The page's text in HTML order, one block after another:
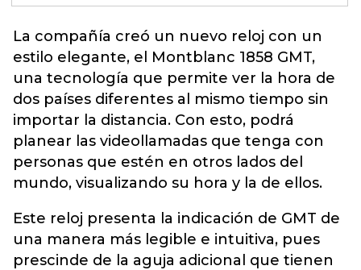
La compañía creó un nuevo reloj con un
estilo elegante, el Montblanc 1858 GMT,
una tecnología que permite ver la hora de
dos países diferentes al mismo tiempo sin
importar la distancia. Con esto, podrá
planear las videollamadas que tenga con
personas que estén en otros lados del
mundo, visualizando su hora y la de ellos.
Este reloj presenta la indicación de GMT de
una manera más legible e intuitiva, pues
prescinde de la aguja adicional que tienen